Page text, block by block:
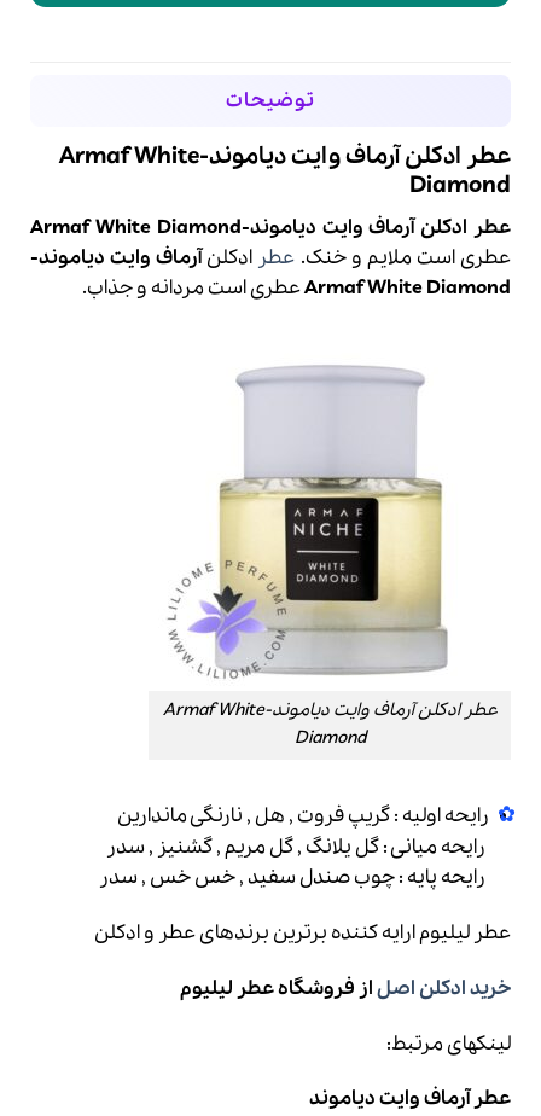
توضیحات
عطر ادکلن آرماف وایت دیاموند-Armaf White
Diamond
عطر ادکلن آرماف وایت دیاموند-Armaf White Diamond
عطری است ملایم و خنک. عطر ادکلنآرمافوایت دیاموند-
ArmafWhite Diamond عطری است مردانه و جذاب.
عطر ادکلن آرماف وایت دیاموند-Armaf White
Diamond
رایحه اولیه : گریپ فروت , هل , نارنگی ماندارین
رایحه میانی : گل یلانگ , گل مریم , گشنیز , سدر
رایحه پایه : چوب صندل سفید , خس خس , سدر
عطر لیلیومارایه کننده برترین برندهای عطر و ادکلن
خرید ادکلن اصلاز فروشگاه عطر لیلیوم
لینکهای مرتبط:
عطر آرماف وایت دیاموند